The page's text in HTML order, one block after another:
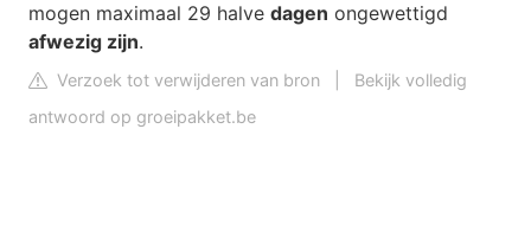
mogen maximaal 29 halve dagen ongewettigd
afwezig zijn.
Verzoek tot verwijderen van bron
Bekijk volledig
antwoord op groeipakket.be